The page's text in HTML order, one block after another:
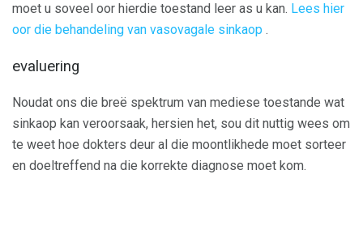
moet u soveel oor hierdie toestand leer as u kan. Lees hier
oor die behandeling van vasovagale sinkaop .
evaluering
Noudat ons die breë spektrum van mediese toestande wat
sinkaop kan veroorsaak, hersien het, sou dit nuttig wees om
te weet hoe dokters deur al die moontlikhede moet sorteer
en doeltreffend na die korrekte diagnose moet kom.